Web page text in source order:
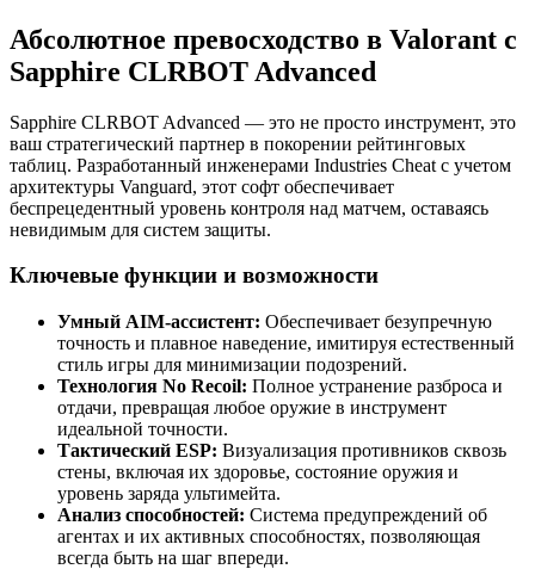
Абсолютное превосходство в Valorant с
Sapphire CLRBOT Advanced
Sapphire CLRBOT Advanced — это не просто инструмент, это
ваш стратегический партнер в покорении рейтинговых
таблиц. Разработанный инженерами Industries Cheat с учетом
архитектуры Vanguard, этот софт обеспечивает
беспрецедентный уровень контроля над матчем, оставаясь
невидимым для систем защиты.
Ключевые функции и возможности
Умный AIM-ассистент: Обеспечивает безупречную
точность и плавное наведение, имитируя естественный
стиль игры для минимизации подозрений.
Технология No Recoil: Полное устранение разброса и
отдачи, превращая любое оружие в инструмент
идеальной точности.
Тактический ESP: Визуализация противников сквозь
стены, включая их здоровье, состояние оружия и
уровень заряда ультимейта.
Анализ способностей: Система предупреждений об
агентах и их активных способностях, позволяющая
всегда быть на шаг впереди.